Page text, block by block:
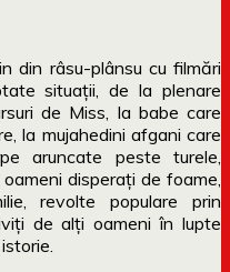
din râsu-plânsu cu filmări
situații, de la plenare
de Miss, la babe care
la mujahedini afgani care
aruncate peste turele,
disperați de foame,
revolte populare prin
de alți oameni în lupte